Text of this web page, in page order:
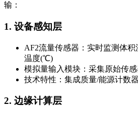
输：
1. 设备感知层
AF2流量传感器 ：实时监测体积
温度(℃)
模拟量输入模块：采集原始传
技术特性：集成质量/能源计数
2. 边缘计算层